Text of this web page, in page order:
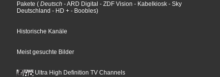
Pakete ( Deutsch - ARD Digital - ZDF Vision - Kabelkiosk - Sky
Deutschland - HD + - Boobles)
Historische Kanäle
Meist gesuchte Bilder
Ultra High Definition TV Channels